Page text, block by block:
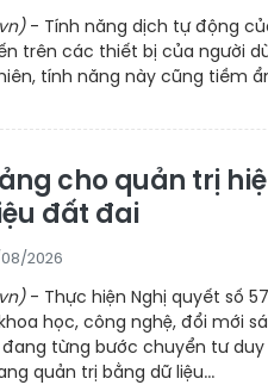
- Tính năng dịch tự động
trên các thiết bị của người
tính năng này cũng tiềm
cho quản trị
đất đai
08/2026
- Thực hiện Nghị quyết số
học, công nghệ, đổi mới
đang từng bước chuyển tư
quản trị bằng dữ liệu...